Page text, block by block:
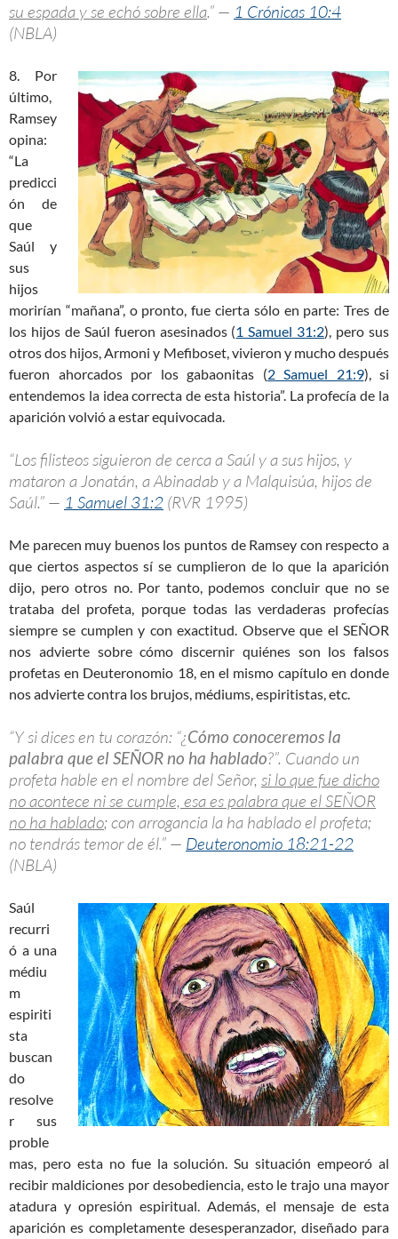
su espada y se echó sobre ella.” — 1 Crónicas 10:4
(NBLA)
8. Por
último,
Ramsey
opina:
“La
predicci
ón de
que
Saúl y
sus
hijos
morirían “mañana”, o pronto, fue cierta sólo en parte: Tres de
los hijos de Saúl fueron asesinados (1 Samuel 31:2), pero sus
otros dos hijos, Armoni y Mefiboset, vivieron y mucho después
fueron ahorcados por los gabaonitas (2 Samuel 21:9), si
entendemos la idea correcta de esta historia”. La profecía de la
aparición volvió a estar equivocada.
“Los filisteos siguieron de cerca a Saúl y a sus hijos, y
mataron a Jonatán, a Abinadab y a Malquisúa, hijos de
Saúl.” — 1 Samuel 31:2 (RVR 1995)
Me parecen muy buenos los puntos de Ramsey con respecto a
que ciertos aspectos sí se cumplieron de lo que la aparición
dijo, pero otros no. Por tanto, podemos concluir que no se
trataba del profeta, porque todas las verdaderas profecías
siempre se cumplen y con exactitud. Observe que el SEÑOR
nos advierte sobre cómo discernir quiénes son los falsos
profetas en Deuteronomio 18, en el mismo capítulo en donde
nos advierte contra los brujos, médiums, espiritistas, etc.
“Y si dices en tu corazón: “¿Cómo conoceremos la
palabra que el SEÑOR no ha hablado?”. Cuando un
profeta hable en el nombre del Señor, si lo que fue dicho
no acontece ni se cumple, esa es palabra que el SEÑOR
no ha hablado; con arrogancia la ha hablado el profeta;
no tendrás temor de él.” — Deuteronomio 18:21-22
(NBLA)
Saúl
recurri
ó a una
médiu
m
espiriti
sta
buscan
do
resolve
r sus
proble
mas, pero esta no fue la solución. Su situación empeoró al
recibir maldiciones por desobediencia, esto le trajo una mayor
atadura y opresión espiritual. Además, el mensaje de esta
aparición es completamente desesperanzador, diseñado para